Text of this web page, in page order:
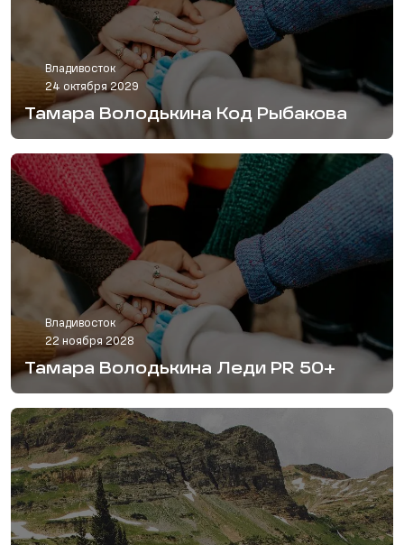
Владивосток
24 октября 2029
Тамара Володькина Код Рыбакова
Владивосток
22 ноября 2028
Тамара Володькина Леди PR 50+